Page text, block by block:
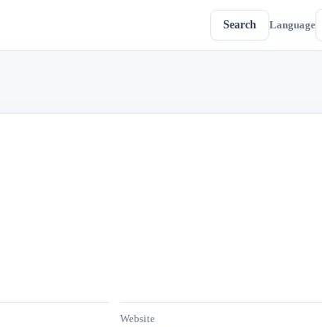
Search Language
Website